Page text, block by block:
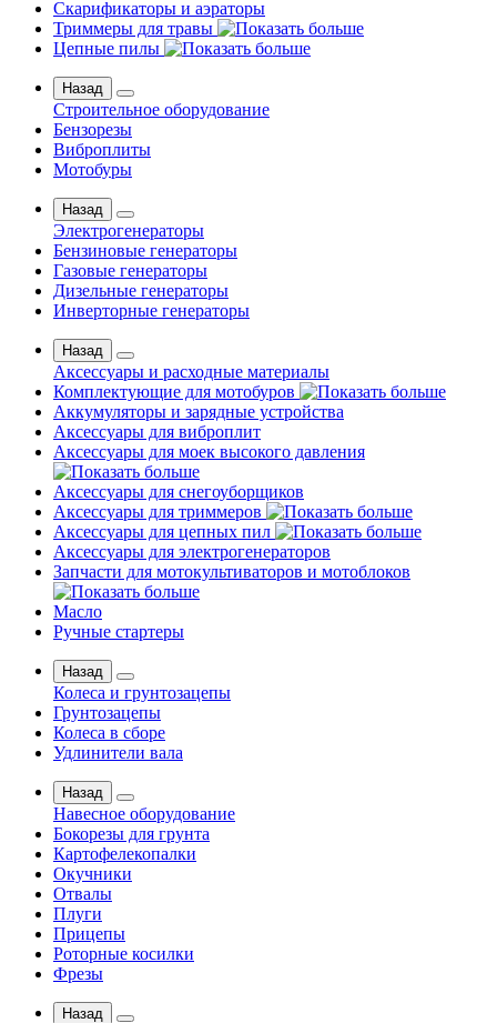
Скарификаторы и аэраторы
Триммеры для травы
Цепные пилы
Назад
Строительное оборудование
Бензорезы
Виброплиты
Мотобуры
Назад
Электрогенераторы
Бензиновые генераторы
Газовые генераторы
Дизельные генераторы
Инверторные генераторы
Назад
Аксессуары и расходные материалы
Комплектующие для мотобуров
Аккумуляторы и зарядные устройства
Аксессуары для виброплит
Аксессуары для моек высокого давления
Аксессуары для снегоуборщиков
Аксессуары для триммеров
Аксессуары для цепных пил
Аксессуары для электрогенераторов
Запчасти для мотокультиваторов и мотоблоков
Масло
Ручные стартеры
Назад
Колеса и грунтозацепы
Грунтозацепы
Колеса в сборе
Удлинители вала
Назад
Навесное оборудование
Бокорезы для грунта
Картофелекопалки
Окучники
Отвалы
Плуги
Прицепы
Роторные косилки
Фрезы
Назад